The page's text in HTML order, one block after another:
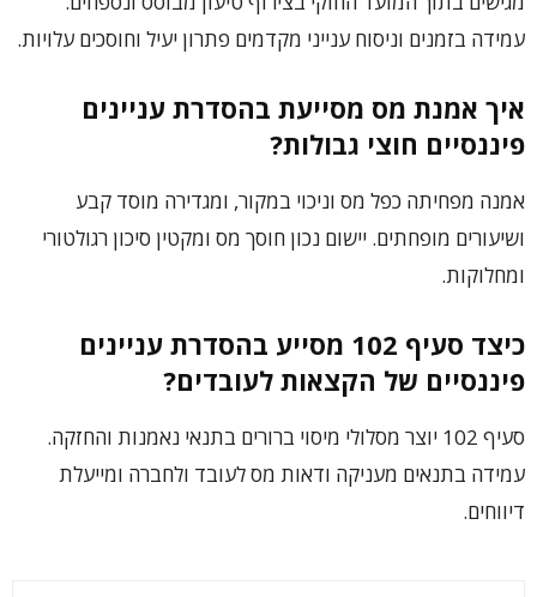
עמידה בזמנים וניסוח ענייני מקדמים פתרון יעיל וחוסכים עלויות.
איך אמנת מס מסייעת בהסדרת עניינים
פיננסיים חוצי גבולות?
אמנה מפחיתה כפל מס וניכוי במקור, ומגדירה מוסד קבע
ושיעורים מופחתים. יישום נכון חוסך מס ומקטין סיכון רגולטורי
ומחלוקות.
כיצד סעיף 102 מסייע בהסדרת עניינים
פיננסיים של הקצאות לעובדים?
סעיף 102 יוצר מסלולי מיסוי ברורים בתנאי נאמנות והחזקה.
עמידה בתנאים מעניקה ודאות מס לעובד ולחברה ומייעלת
דיווחים.